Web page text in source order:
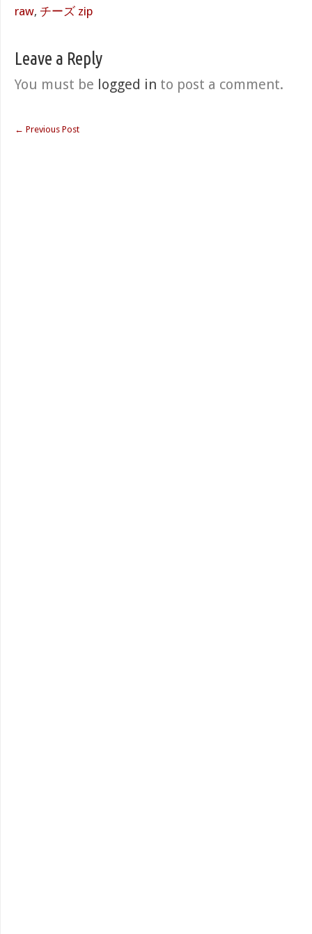
raw, チーズ zip
Leave a Reply
You must be logged in to post a comment.
← Previous Post